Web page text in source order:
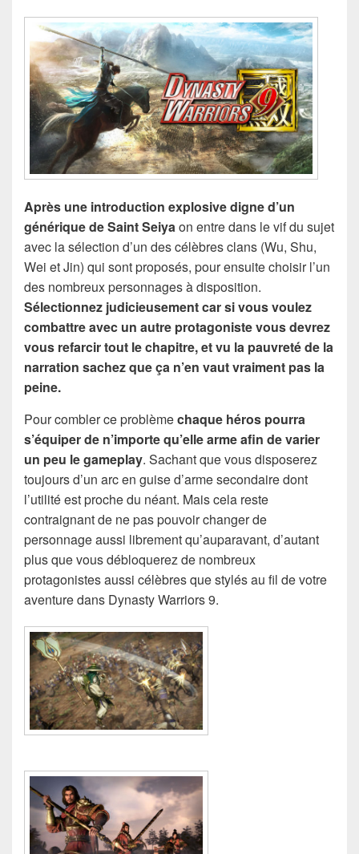
Après une introduction explosive digne d’un
générique de Saint Seiyaon entre dans le vif du sujet
avec la sélection d’un des célèbres clans (Wu, Shu,
Wei et Jin) qui sont proposés, pour ensuite choisir l’un
des nombreux personnages à disposition.
Sélectionnez judicieusement car si vous voulez
combattre avec un autre protagoniste vous devrez
vous refarcir tout le chapitre, et vu la pauvreté de la
narration sachez que ça n’en vaut vraiment pas la
peine.
Pour combler ce problèmechaque héros pourra
s’équiper de n’importe qu’elle arme afin de varier
un peu le gameplay. Sachant que vous disposerez
toujours d’un arc en guise d’arme secondaire dont
l’utilité est proche du néant. Mais cela reste
contraignant de ne pas pouvoir changer de
personnage aussi librement qu’auparavant, d’autant
plus que vous débloquerez de nombreux
protagonistes aussi célèbres que stylés au fil de votre
aventure dans Dynasty Warriors 9.